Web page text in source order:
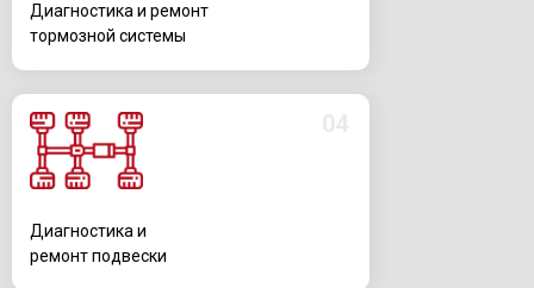
Диагностика и ремонт
тормозной системы
Диагностика и
ремонт подвески